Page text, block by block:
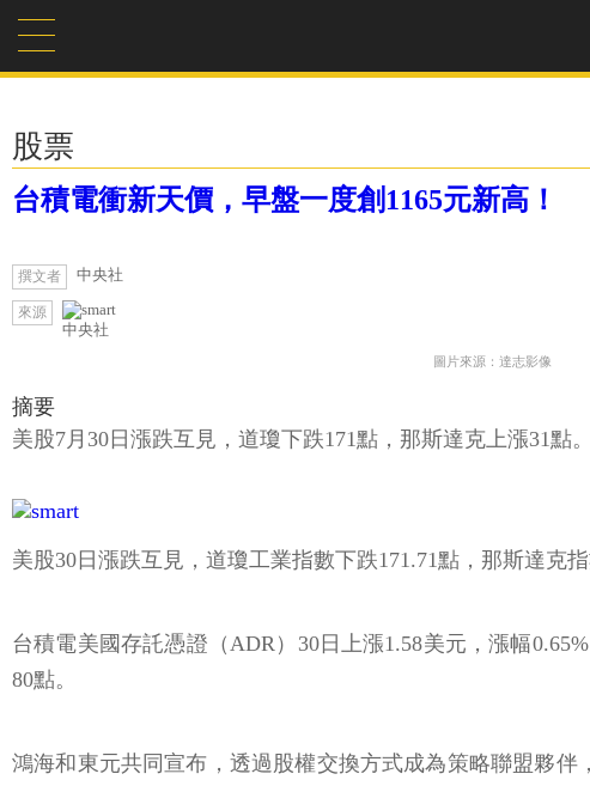
股票
台積電衝新天價，早盤一度創1165元新高！
撰文者 中央社
來源
中央社
圖片來源：達志影像
摘要
美股7月30日漲跌互見，道瓊下跌171點，那斯達克上漲31點
美股30日漲跌互見，道瓊工業指數下跌171.71點，那斯達克
台積電美國存託憑證（ADR）30日上漲1.58美元，漲幅
80點。
鴻海和東元共同宣布，透過股權交換方式成為策略聯盟夥